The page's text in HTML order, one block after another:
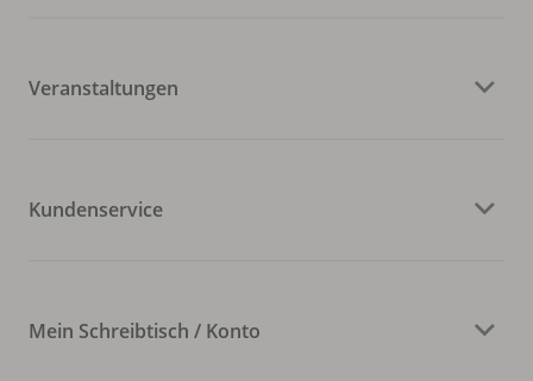
Veranstaltungen
Kundenservice
Mein Schreibtisch / Konto